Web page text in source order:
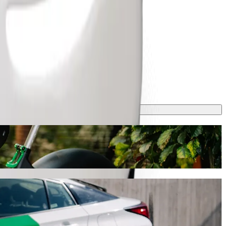
auto
aptuveni 8 min, un tas Tev izmaksās aptuveni 33,50 ZAR ZAR.